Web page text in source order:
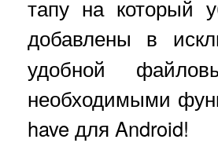
тапу на который
добавлены в
удобной
необходимыми
have для Android!